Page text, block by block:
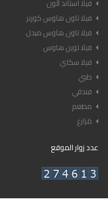
فيلا استاند ألون
فيلا تاون هاوس كورنر
فيلا تاون هاوس ميدل
فيلا توين هاوس
فيلا سكاي
طبي
فندقي
مطعم
مَزارع
عدد زوار الموقع